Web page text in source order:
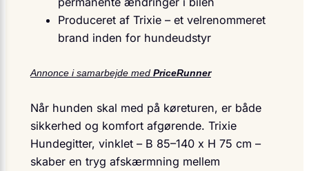
Produceret af Trixie – et velrenommeret
brand inden for hundeudstyr
Annonce i samarbejde med PriceRunner
Når hunden skal med på køreturen, er både
sikkerhed og komfort afgørende. Trixie
Hundegitter, vinklet – B 85–140 x H 75 cm –
skaber en tryg afskærmning mellem